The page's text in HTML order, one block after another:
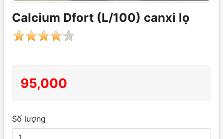
Calcium Dfort (L/100) canxi lọ
95,000
Số lượng